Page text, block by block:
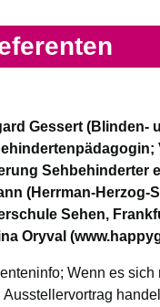
Gessert (Blinden-
Sehbehinderter
(Herrman-Herzog-
Sehen,
Oryval
Wenn es sich
Ausstellervortrag